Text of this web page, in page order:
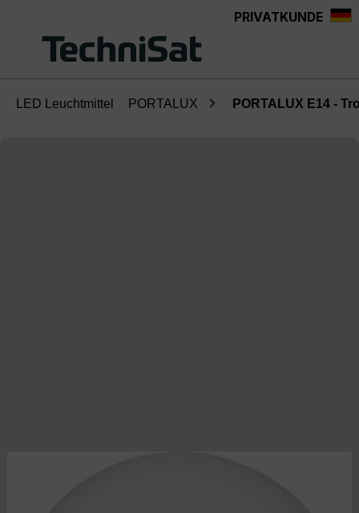
PRIVATKUNDE
LED Leuchtmittel PORTALUX PORTALUX E14 -